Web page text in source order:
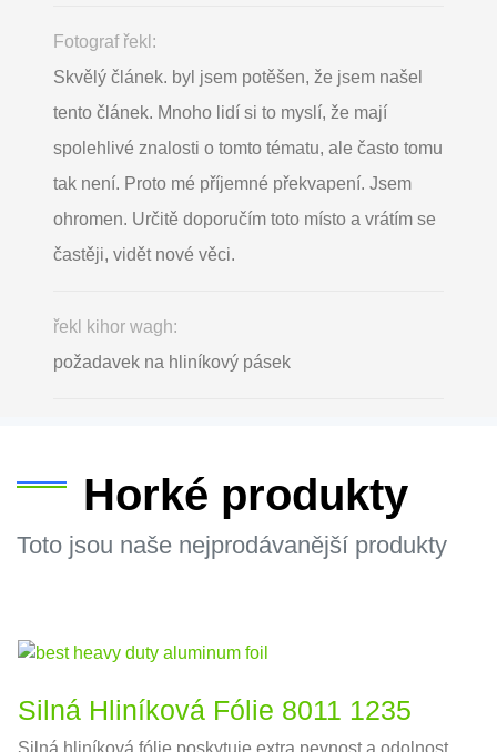
Fotograf řekl:
Skvělý článek. byl jsem potěšen, že jsem našel
tento článek. Mnoho lidí si to myslí, že mají
spolehlivé znalosti o tomto tématu, ale často tomu
tak není. Proto mé příjemné překvapení. Jsem
ohromen. Určitě doporučím toto místo a vrátím se
častěji, vidět nové věci.
řekl kihor wagh:
požadavek na hliníkový pásek
Horké produkty
Toto jsou naše nejprodávanější produkty
Silná Hliníková Fólie 8011 1235